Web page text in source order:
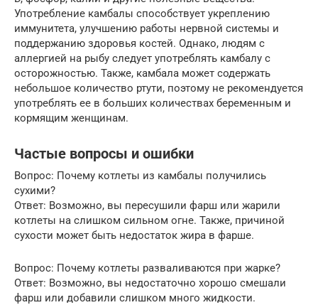
Употребление камбалы способствует укреплению
иммунитета, улучшению работы нервной системы и
поддержанию здоровья костей. Однако, людям с
аллергией на рыбу следует употреблять камбалу с
осторожностью. Также, камбала может содержать
небольшое количество ртути, поэтому не рекомендуется
употреблять ее в больших количествах беременным и
кормящим женщинам.
Частые вопросы и ошибки
Вопрос: Почему котлеты из камбалы получились
сухими?
Ответ: Возможно, вы пересушили фарш или жарили
котлеты на слишком сильном огне. Также, причиной
сухости может быть недостаток жира в фарше.
Вопрос: Почему котлеты разваливаются при жарке?
Ответ: Возможно, вы недостаточно хорошо смешали
фарш или добавили слишком много жидкости.